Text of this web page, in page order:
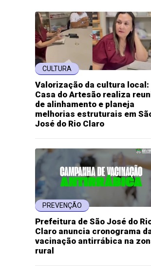
CULTURA
Valorização da cultura local:
Casa do Artesão realiza
de alinhamento e planeja
melhorias estruturais em
José do Rio Claro
PREVENÇÃO
Prefeitura de São José do
Claro anuncia cronograma
vacinação antirrábica na
rural